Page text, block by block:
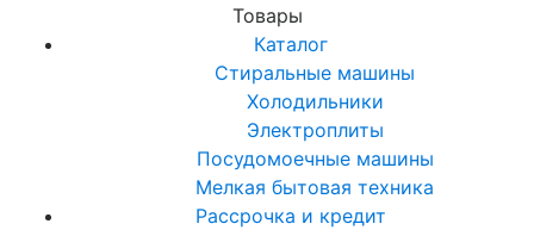
Товары
Каталог
Стиральные машины
Холодильники
Электроплиты
Посудомоечные машины
Мелкая бытовая техника
Рассрочка и кредит